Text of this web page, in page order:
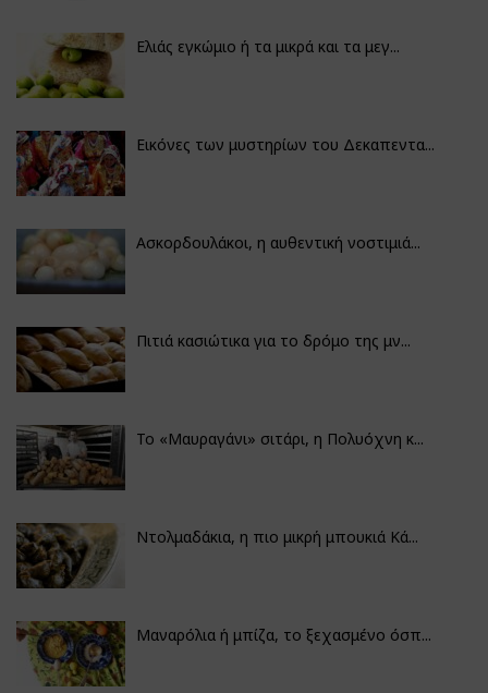
Ελιάς εγκώμιο ή τα μικρά και τα μεγ...
Εικόνες των μυστηρίων του Δεκαπεντα...
Ασκορδουλάκοι, η αυθεντική νοστιμιά...
Πιτιά κασιώτικα για το δρόμο της μν...
Το «Μαυραγάνι» σιτάρι, η Πολυόχνη κ...
Ντολμαδάκια, η πιο μικρή μπουκιά Κά...
Μαναρόλια ή μπίζα, το ξεχασμένο όσπ...